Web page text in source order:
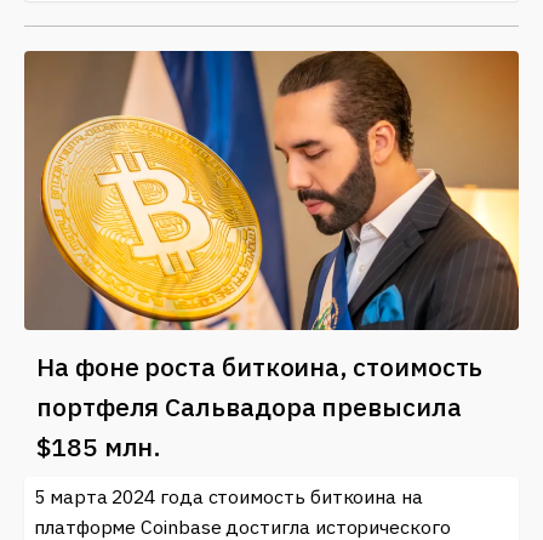
На фоне роста биткоина, стоимость
портфеля Сальвадора превысила
$185 млн.
5 марта 2024 года стоимость биткоина на
платформе Coinbase достигла исторического